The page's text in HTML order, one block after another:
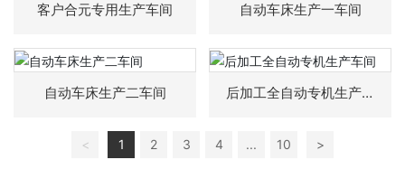
客户合元专用生产车间 自动车床生产一车间
自动车床生产二车间 后加工全自动专机生产车
< 1 2 3 4 ... 10 >